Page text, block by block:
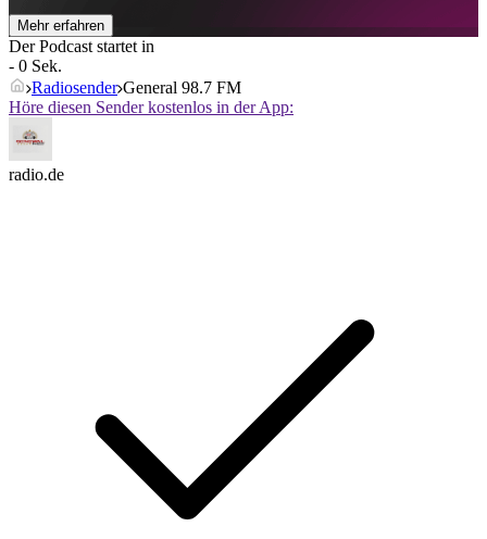
Mehr erfahren
Der Podcast startet in
- 0 Sek.
Radiosender General 98.7 FM
Höre diesen Sender kostenlos in der App:
radio.de